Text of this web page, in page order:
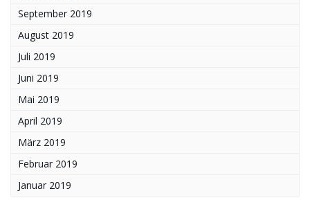
September 2019
August 2019
Juli 2019
Juni 2019
Mai 2019
April 2019
März 2019
Februar 2019
Januar 2019